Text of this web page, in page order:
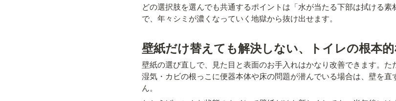
どの選択肢を選んでも共通するポイントは「水が当たる下部は拭ける
で、年々シミが濃くなっていく地獄から抜け出せます。
壁紙だけ替えても解決しない、トイレの根本
壁紙の選び直しで、見た目と表面のお手入れはかなり改善できます。た
湿気・カビの根っこに便器本体や床の問題が潜んでいる場合は、壁を
ん。